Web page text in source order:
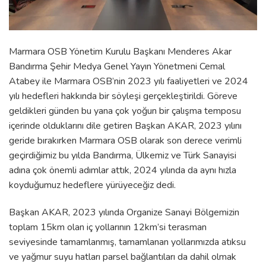
Marmara OSB Yönetim Kurulu Başkanı Menderes Akar
Bandırma Şehir Medya Genel Yayın Yönetmeni Cemal
Atabey ile Marmara OSB’nin 2023 yılı faaliyetleri ve 2024
yılı hedefleri hakkında bir söyleşi gerçekleştirildi. Göreve
geldikleri günden bu yana çok yoğun bir çalışma temposu
içerinde olduklarını dile getiren Başkan AKAR, 2023 yılını
geride bırakırken Marmara OSB olarak son derece verimli
geçirdiğimiz bu yılda Bandırma, Ülkemiz ve Türk Sanayisi
adına çok önemli adımlar attık, 2024 yılında da aynı hızla
koyduğumuz hedeflere yürüyeceğiz dedi.
Başkan AKAR, 2023 yılında Organize Sanayi Bölgemizin
toplam 15km olan iç yollarının 12km’si terasman
seviyesinde tamamlanmış, tamamlanan yollarımızda atıksu
ve yağmur suyu hatları parsel bağlantıları da dahil olmak